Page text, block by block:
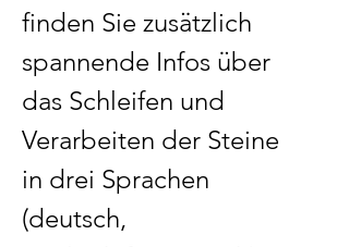
finden Sie zusätzlich
spannende Infos über
das Schleifen und
Verarbeiten der Steine
in drei Sprachen
(deutsch,